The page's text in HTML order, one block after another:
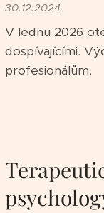
30.12.2024
V lednu 2026
dospívajícími.
profesionálům.